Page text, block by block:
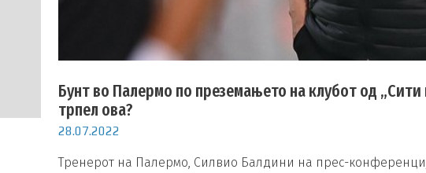
Бунт во Палермо по преземањето на клубот од „Сити
трпел ова?
28.07.2022
Тренерот на Палермо, Силвио Балдини на прес-